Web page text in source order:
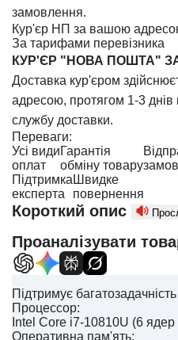
замовлення.
Кур'єр НП за вашою
За тарифами перевізника
КУР'ЄР "НОВА ПОШТА"
Доставка кур'єром
адресою, протягом 1-3 днів
службу доставки.
Переваги:
Усі види
оплат
Гарантія
обміну товару
Підтримка
експерта
Швидке
повернення
Короткий опис
Проаналізувати
Підтримує
Процессор:
Intel Core i7-10810U (6 ядер
Оперативна пам'ять: